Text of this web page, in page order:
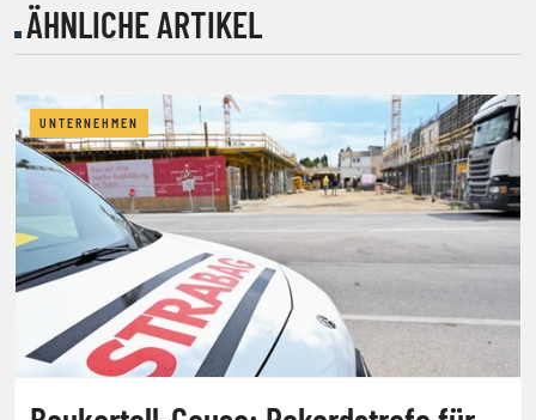
ÄHNLICHE ARTIKEL
UNTERNEHMEN